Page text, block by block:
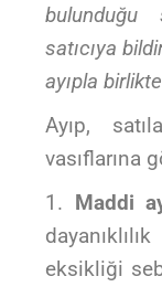
bulunduğu
satıcıya
ayıpla
Ayıp,
vasıflarına
Maddi
eksikliği